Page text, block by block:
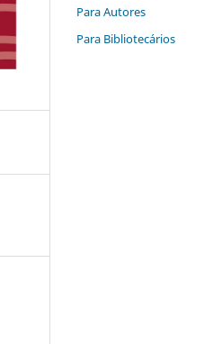
Para Autores
Para Bibliotecários